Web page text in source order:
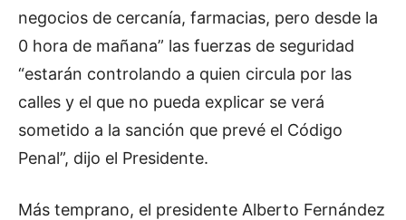
negocios de cercanía, farmacias, pero desde la
0 hora de mañana” las fuerzas de seguridad
“estarán controlando a quien circula por las
calles y el que no pueda explicar se verá
sometido a la sanción que prevé el Código
Penal”, dijo el Presidente.
Más temprano, el presidente Alberto Fernández